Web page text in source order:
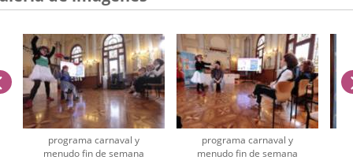
programa carnaval y
menudo fin de semana
programa carnaval y
menudo fin de semana
anterior